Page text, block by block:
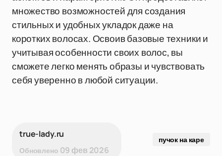
множество возможностей для создания
стильных и удобных укладок даже на
коротких волосах. Освоив базовые техники и
учитывая особенности своих волос, вы
сможете легко менять образы и чувствовать
себя уверенно в любой ситуации.
true-lady.ru
Обновлено 09 фев 2026
пучок на каре